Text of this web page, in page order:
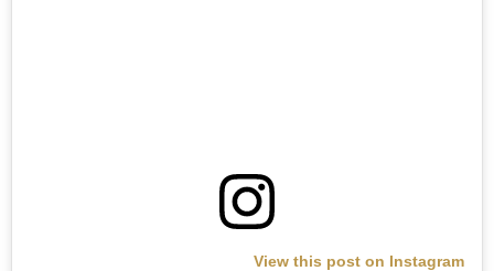
View this post on Instagram